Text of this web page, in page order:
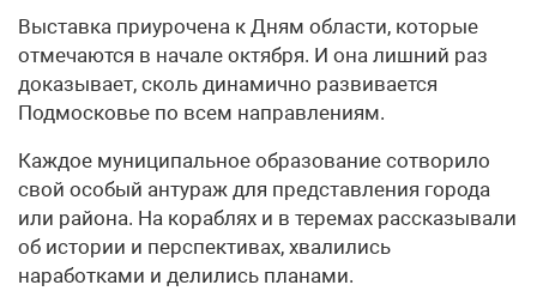
Выставка приурочена к Дням области, которые
отмечаются в начале октября. И она лишний раз
доказывает, сколь динамично развивается
Подмосковье по всем направлениям.
Каждое муниципальное образование сотворило
свой особый антураж для представления города
или района. На кораблях и в теремах рассказывали
об истории и перспективах, хвалились
наработками и делились планами.